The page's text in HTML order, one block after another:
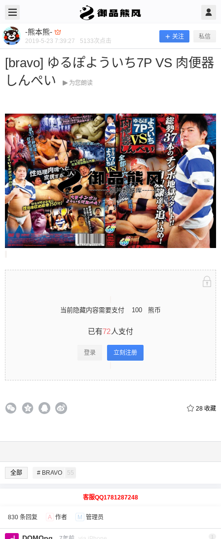
-熊本熊-
2019-5-23 7:39:27 5133次点击
关注 私信
[bravo] ゆるぽよういち7P VS 肉便器
しんぺい
为您朗读
当前隐藏内容需要支付 100 熊币
已有72人支付
登录 立刻注册
28 收藏
全部 # BRAVO 55
-熊本熊- @ 御品熊风 2019/5/23
[bravo] ゆるぽよういち7P VS 肉便器
しんぺい
当前隐藏内容需要支付100熊币 已有72人支付 登录
立刻注册 0 收藏
客服QQ1781287248
830 条回复 A 作者 M 管理员
1